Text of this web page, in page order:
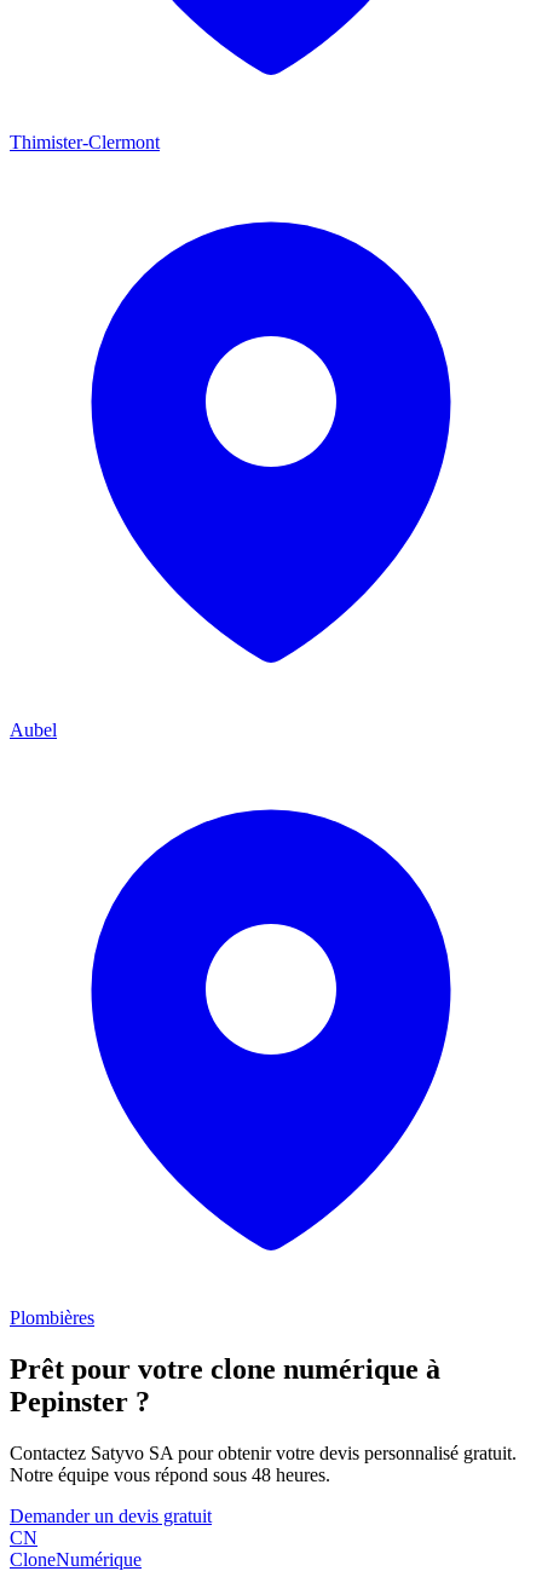
Thimister-Clermont
Aubel
Plombières
Prêt pour votre clone numérique à
Pepinster ?
Contactez Satyvo SA pour obtenir votre devis personnalisé gratuit.
Notre équipe vous répond sous 48 heures.
Demander un devis gratuit
CN
CloneNumérique